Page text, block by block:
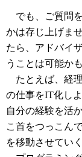
でも、ご質問
かは存じ上げま
たら、アドバイ
うことは可能か
たとえば、経
の仕事をIT化し
自分の経験を活
こ首をつっこん
を移動させてい